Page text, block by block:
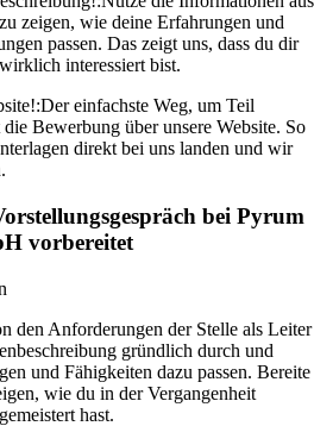
zeigen, wie deine Erfahrungen und
passen. Das zeigt uns, dass du dir
interessiert bist.
Der einfachste Weg, um Teil
Bewerbung über unsere Website. So
direkt bei uns landen und wir
bei Pyrum
vorbereitet
den Anforderungen der Stelle als Leiter
gründlich durch und
und Fähigkeiten dazu passen. Bereite
wie du in der Vergangenheit
hast.